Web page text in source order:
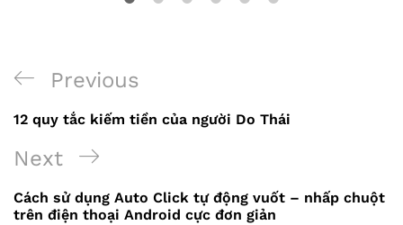
hướng
bài
viết
Previous
Post
Previous
12 quy tắc kiếm tiền của người Do Thái
Next
Post
Next
Cách sử dụng Auto Click tự động vuốt – nhấp chuột
trên điện thoại Android cực đơn giản